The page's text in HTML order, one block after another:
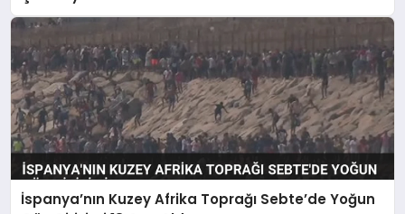
İspanya’nın Kuzey Afrika Toprağı Sebte’de Yoğun